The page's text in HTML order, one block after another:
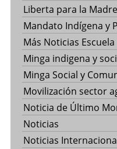
Liberta para la
Mandato Indígena y
Más Noticias Escuela
Minga indigena y
Minga Social y
Movilización sector
Noticia de Último
Noticias
Noticias